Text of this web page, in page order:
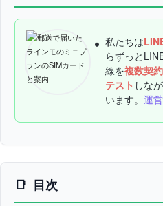
私たちは
らずっと
線を複数契
テスト しな
います。 運
目次